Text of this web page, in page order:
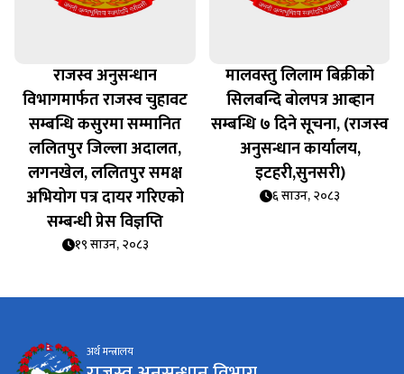
राजस्व अनुसन्धान
विभागमार्फत राजस्व चुहावट
सम्बन्धि कसुरमा सम्मानित
ललितपुर जिल्ला अदालत,
लगनखेल, ललितपुर समक्ष
अभियोग पत्र दायर गरिएको
सम्बन्धी प्रेस विज्ञप्ति
१९ साउन, २०८३
मालवस्तु लिलाम बिक्रीको
सिलबन्दि बोलपत्र आब्हान
सम्बन्धि ७ दिने सूचना, (राजस्व
अनुसन्धान कार्यालय,
इटहरी,सुनसरी)
६ साउन, २०८३
अर्थ मन्त्रालय